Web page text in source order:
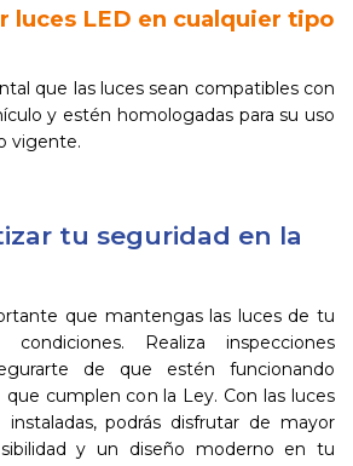
luces LED en cualquier tipo
que las luces sean compatibles con
y estén homologadas para su uso
vigente.
tu seguridad en la
que mantengas las luces de tu
Realiza inspecciones
de que estén funcionando
cumplen con la Ley. Con las luces
podrás disfrutar de mayor
y un diseño moderno en tu